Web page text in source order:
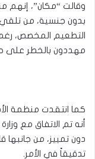
وقالت “مكان”، إنهم
بدون جنسية، من
التطعيم المخصص،
مهددون بالخطر على
كما انتقدت منظمة
أنه تم الاتفاق مع
دون تمييز، من جانبها
تدقيقاً في الأمر.